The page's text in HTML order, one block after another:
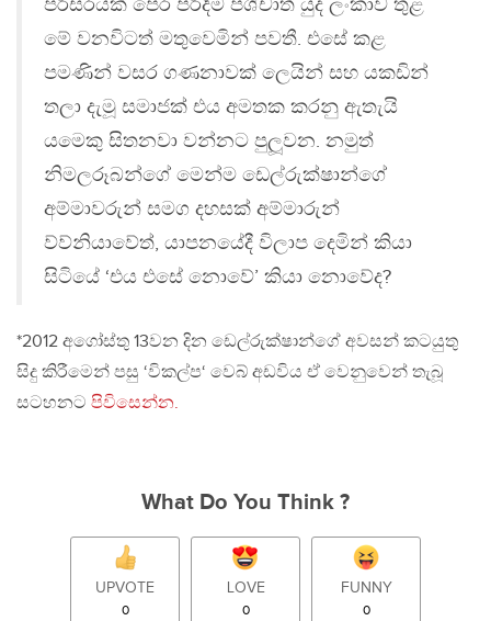
පරිසරයක් පෙර පරිදිම පශ්චාත් යුද ලංකාව තුළ
මේ වනවිටත් මතුවෙමින් පවතී. එසේ කළ
පමණින් වසර ගණනාවක් ලෙයින් සහ යකඩින්
තලා දැමූ සමාජක් එය අමතක කරනු ඇතැයි
යමෙකු සිතනවා වන්නට පුලූවන. නමුත්
නිමලරූබන්ගේ මෙන්ම ඩෙල්රුක්ෂාන්ගේ
අම්මාවරුන් සමග දහසක් අම්මාරුන්
ව්ව්නියාවේත්, යාපනයේදී විලාප දෙමින් කියා
සිටියේ ‘එය එසේ නොවේ’ කියා නොවේද?
*2012 අගෝස්තු 13වන දින ඩෙල්රුක්ෂාන්ගේ අවසන් කටයුතු
සිදු කිරීමෙන් පසු ‘විකල්ප‘ වෙබ් අඩවිය ඒ වෙනුවෙන් තැබූ
සටහනට පිවිසෙන්න.
What Do You Think ?
UPVOTE
0
LOVE
0
FUNNY
0